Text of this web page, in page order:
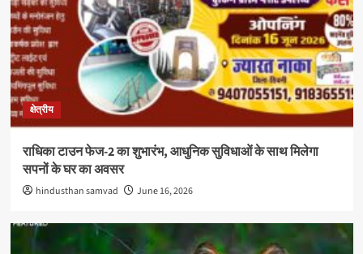
क्षेत्रीय
राधिका टाउन फेज-2 का शुभारंभ, आधुनिक सुविधाओं के साथ मिलेगा
सपनों के घर का अवसर
hindusthan samvad June 16, 2026